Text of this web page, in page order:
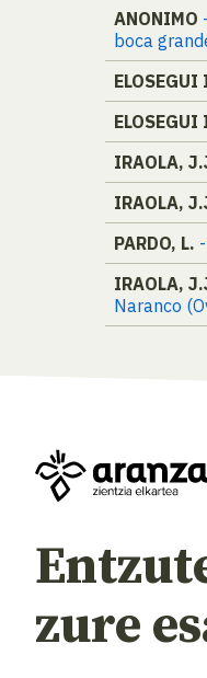
ANONIMO
boca
IRAOLA,
IRAOLA,
PARDO, L.
IRAOLA,
Naranco
zure